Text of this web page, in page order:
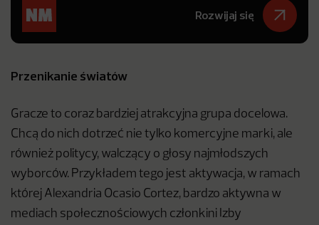
Rozwijaj się
Przenikanie światów
Gracze to coraz bardziej atrakcyjna grupa docelowa.
Chcą do nich dotrzeć nie tylko komercyjne marki, ale
również politycy, walczący o głosy najmłodszych
wyborców. Przykładem tego jest aktywacja, w ramach
której Alexandria Ocasio Cortez, bardzo aktywna w
mediach społecznościowych członkini Izby